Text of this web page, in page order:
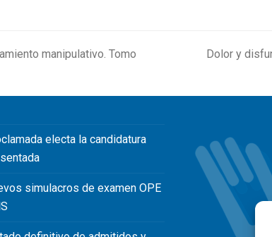
manipulativo. Tomo
Dolor y
electa la candidatura
simulacros de examen OPE